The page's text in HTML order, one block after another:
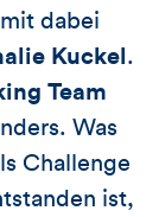
dabei
Kuckel .
Team
Was
Challenge
ist,